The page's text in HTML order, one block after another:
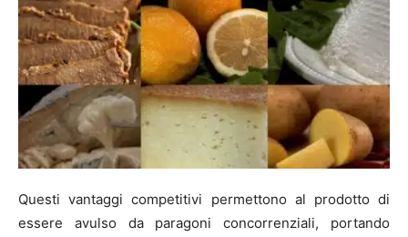
Questi vantaggi competitivi permettono al prodotto di
essere avulso da paragoni concorrenziali, portando